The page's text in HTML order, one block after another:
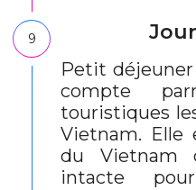
9
Petit
compte
touristiques
Vietnam. Elle
du Vietnam
intacte